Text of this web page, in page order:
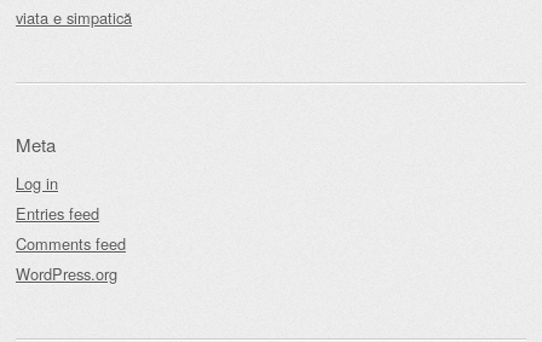
viata e simpatică
Meta
Log in
Entries feed
Comments feed
WordPress.org